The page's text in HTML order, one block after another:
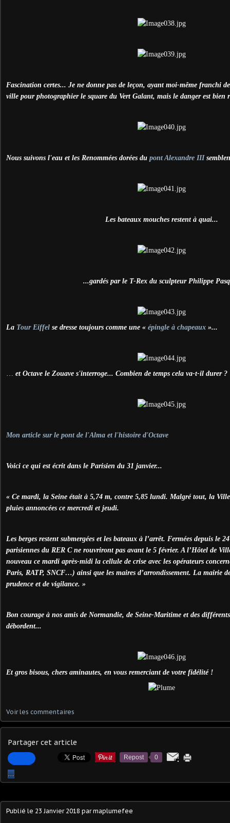
Fascination certes... Je ne donne pas de leçon, ayant moi-même franchi
ville pour photographier le square du Vert Galant, mais le danger est bien
Nous suivons l'eau et les Renommées dorées du pont Alexandre III
Les bateaux mouches restent à quai...
...gardés par le T-Rex du sculpteur Philippe
La Tour Eiffel se dresse toujours comme une « épingle à chapeaux »...
et Octave le Zouave s'interroge... Combien de temps cela va-t-il durer ?
Mon article sur le pont de l'Alma et l'histoire d'Octave
Voici ce qui est écrit dans le Parisien du 31 janvier...
« Ce mardi, la Seine était à 5,74 m, contre 5,85 lundi. Malgré tout, la
pluies annoncées ce mercredi et jeudi.
Les berges restent submergées et les bateaux à l’arrêt. Fermées depuis le
parisiennes du RER C ne rouvriront pas avant le 5 février. A l’Hôtel de
nouveau ce mardi après-midi la cellule de crise avec les opérateurs
Paris, RATP, SNCF…) ainsi que les maires d’arrondissement. La mairie
prudence et de vigilance. »
Bon courage à nos amis de Normandie, de Seine-Maritime et des
débordent...
Et gros bisous, chers aminautes, en vous remerciant de votre fidélité !
Voir les commentaires
Partager cet article
Repost 0
…
Publié le 23 Janvier 2018 par maplumefee